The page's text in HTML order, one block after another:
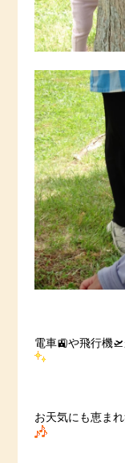
電車🚉や飛行機
お天気にも恵ま